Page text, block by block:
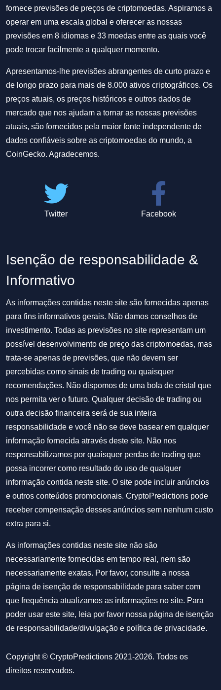
fornece previsões de preços de criptomoedas. Aspiramos a
operar em uma escala global e oferecer as nossas
previsões em 8 idiomas e 33 moedas entre as quais você
pode trocar facilmente a qualquer momento.
Apresentamos-lhe previsões abrangentes de curto prazo e
de longo prazo para mais de 8.000 ativos criptográficos. Os
preços atuais, os preços históricos e outros dados de
mercado que nos ajudam a tornar as nossas previsões
atuais, são fornecidos pela maior fonte independente de
dados confiáveis sobre as criptomoedas do mundo, a
CoinGecko. Agradecemos.
Twitter Facebook
Isenção de responsabilidade &
Informativo
As informações contidas neste site são fornecidas apenas
para fins informativos gerais. Não damos conselhos de
investimento. Todas as previsões no site representam um
possível desenvolvimento de preço das criptomoedas, mas
trata-se apenas de previsões, que não devem ser
percebidas como sinais de trading ou quaisquer
recomendações. Não dispomos de uma bola de cristal que
nos permita ver o futuro. Qualquer decisão de trading ou
outra decisão financeira será de sua inteira
responsabilidade e você não se deve basear em qualquer
informação fornecida através deste site. Não nos
responsabilizamos por quaisquer perdas de trading que
possa incorrer como resultado do uso de qualquer
informação contida neste site. O site pode incluir anúncios
e outros conteúdos promocionais. CryptoPredictions pode
receber compensação desses anúncios sem nenhum custo
extra para si.
As informações contidas neste site não são
necessariamente fornecidas em tempo real, nem são
necessariamente exatas. Por favor, consulte a nossa
página de isenção de responsabilidade para saber com
que frequência atualizamos as informações no site. Para
poder usar este site, leia por favor nossa página de isenção
de responsabilidade/divulgação e política de privacidade.
Copyright © CryptoPredictions 2021-2026. Todos os
direitos reservados.